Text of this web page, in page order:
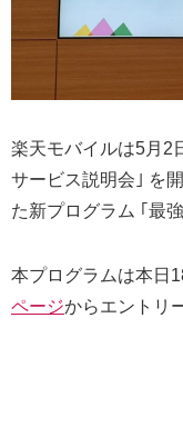
楽天モバイルは5月2
サービス説明会｣ を
た新プログラム ｢最
本プログラムは本日
ページからエントリ